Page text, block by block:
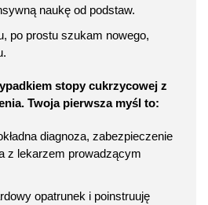
naukę od podstaw.
po prostu szukam nowego,
stopy cukrzycowej z
Twoja pierwsza myśl to:
diagnoza, zabezpieczenie
z lekarzem prowadzącym
opatrunek i poinstruuję